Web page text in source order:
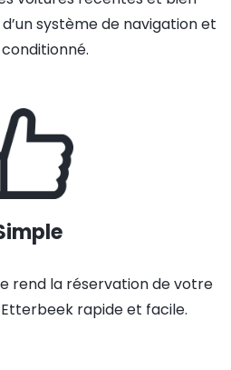
système de navigation et
conditionné.
rend la réservation de votre
rapide et facile.